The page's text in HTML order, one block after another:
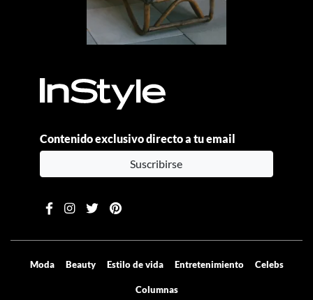
Contenido exclusivo directo a tu email
Suscribirse
Moda Beauty Estilo de vida Entretenimiento Celebs
Columnas